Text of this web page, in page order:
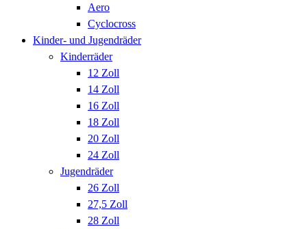
Aero
Cyclocross
Kinder- und Jugendräder
Kinderräder
12 Zoll
14 Zoll
16 Zoll
18 Zoll
20 Zoll
24 Zoll
Jugendräder
26 Zoll
27,5 Zoll
28 Zoll